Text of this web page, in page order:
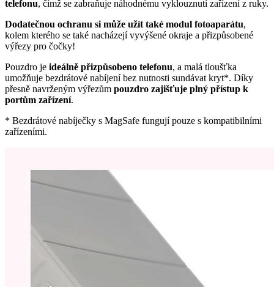
telefonu, čímž se zabraňuje náhodnému vyklouznutí zařízení z ruky.
Dodatečnou ochranu si může užít také modul fotoaparátu,
kolem kterého se také nacházejí vyvýšené okraje a přizpůsobené
výřezy pro čočky!
Pouzdro je ideálně přizpůsobeno telefonu, a malá tloušťka
umožňuje bezdrátové nabíjení bez nutnosti sundávat kryt*. Díky
přesně navrženým výřezům pouzdro zajišťuje plný přístup k
portům zařízení.
* Bezdrátové nabíječky s MagSafe fungují pouze s kompatibilními
zařízeními.